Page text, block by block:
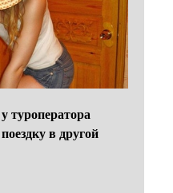
туроператора
в другой